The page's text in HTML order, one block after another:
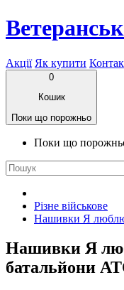
Акції Як купити
0
Кошик
Поки що порожньо
Поки що
Різне військове
Нашивки Я
Нашивки Я
батальйони